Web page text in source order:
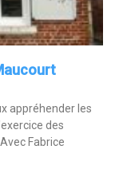
appréhender les
des
Fabrice